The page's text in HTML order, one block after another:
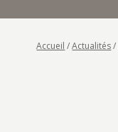
Accueil /Actualités/